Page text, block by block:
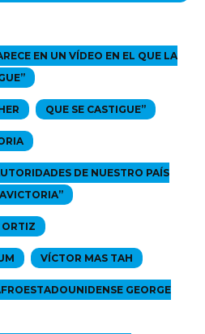
EN UN VÍDEO EN EL QUE LA
QUE SE CASTIGUE”
DE NUESTRO PAÍS
VÍCTOR MAS TAH
GEORGE